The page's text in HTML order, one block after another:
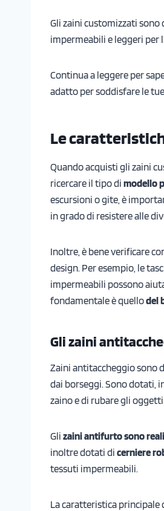
Gli zaini customizzati
impermeabili e leggeri per
Continua a leggere per
adatto per soddisfare le
Le
Quando acquisti gli zaini
ricercare il tipo di modello
escursioni o gite, è
in grado di resistere alle
Inoltre, è bene verificare
design. Per esempio, le
impermeabili possono
fondamentale è quellodel
Gli zaini
Zaini antitaccheggio sono
dai borseggi. Sono dotati,
zaino e di rubare gli
Gli zaini antifurto sono
inoltre dotati di cerniere
tessuti impermeabili.
La caratteristica principale